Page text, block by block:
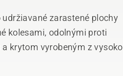
zarastené plochy
kolesami, odolnými proti
krytom vyrobeným z vysoko